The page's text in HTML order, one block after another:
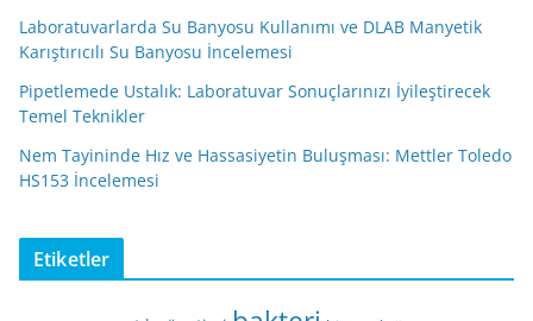
Laboratuvarlarda Su Banyosu Kullanımı ve DLAB Manyetik
Karıştırıcılı Su Banyosu İncelemesi
Pipetlemede Ustalık: Laboratuvar Sonuçlarınızı İyileştirecek
Temel Teknikler
Nem Tayininde Hız ve Hassasiyetin Buluşması: Mettler Toledo
HS153 İncelemesi
Etiketler